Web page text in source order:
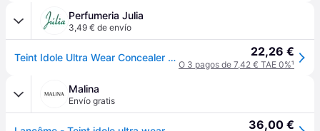
Perfumeria Julia
3,49 € de envío
Teint Idole Ultra Wear Concealer 023 Buff 22,26 €
O 3 pagos de 7,42 € TAE 0%¹
Malina
Envío gratis
36,00 €